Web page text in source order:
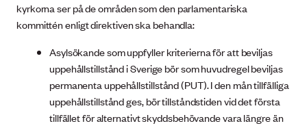
kyrkorna ser på de områden som den parlamentariska
kommittén enligt direktiven ska behandla:
Asylsökande som uppfyller kriterierna för att beviljas
uppehållstillstånd i Sverige bör som huvudregel beviljas
permanenta uppehållstillstånd (PUT). I den mån tillfälliga
uppehållstillstånd ges, bör tillståndstiden vid det första
tillfället för alternativt skyddsbehövande vara längre än